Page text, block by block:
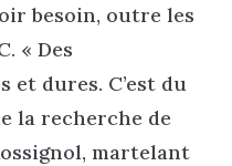
besoin, outre les
« Des
et dures. C’est du
la recherche de
martelant